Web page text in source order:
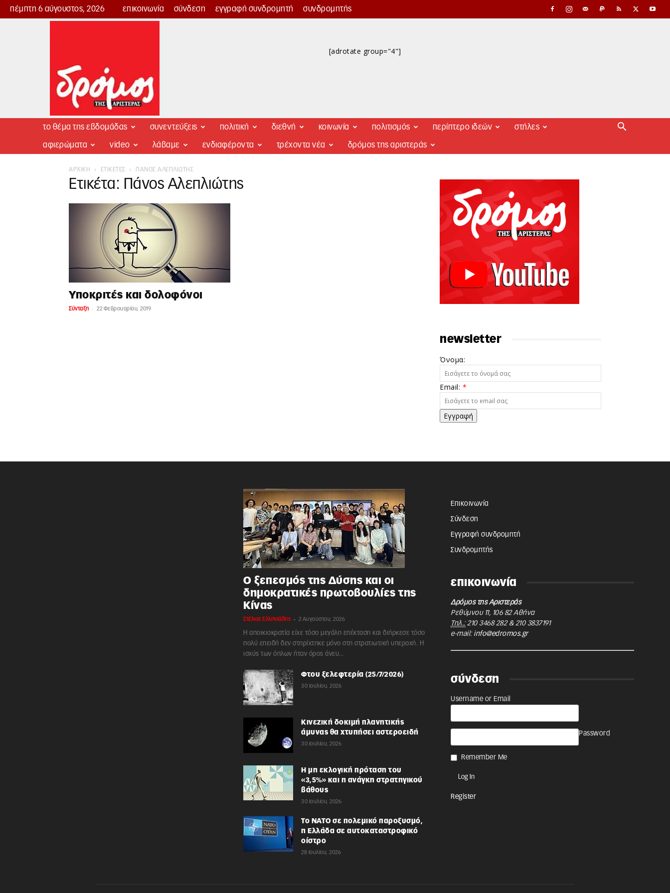
πέμπτη 6 αύγουστος, 2026 επικοινωνία σύνδεση εγγραφή συνδρομητή συνδρομητής
Δρόμος
[adrotate group="4"]
το θέμα της εβδομάδας συνεντεύξεις πολιτική διεθνή κοινωνία πολιτισμός περίπτερο ιδεών στήλες
αφιερώματα video λάβαμε ενδιαφέροντα τρέχοντα νέα δρόμος της αριστεράς
ΑΡΧΙΚΉ ΕΤΙΚΈΤΕΣ ΠΆΝΟΣ ΑΛΕΠΛΙΏΤΗΣ
Ετικέτα: Πάνος Αλεπλιώτης
Υποκριτές και δολοφόνοι
Σύνταξη - 22 Φεβρουαρίου, 2019
newsletter
Όνομα:
Email: *
Εγγραφή
Ο ξεπεσμός της Δύσης και οι
δημοκρατικές πρωτοβουλίες της
Κίνας
Στέλιος Ελληνιάδης - 2 Αυγούστου, 2026
Η αποικιοκρατία είχε τόσο μεγάλη επέκταση και διήρκεσε τόσο
πολύ επειδή δεν στηρίχτηκε μόνο στη στρατιωτική υπεροχή. Η
ισχύς των όπλων ήταν όρος άνευ...
Φτου ξελεφτερία (25/7/2026)
30 Ιουλίου, 2026
Κινεζική δοκιμή πλανητικής
άμυνας θα χτυπήσει αστεροειδή
30 Ιουλίου, 2026
Η μη εκλογική πρόταση του
«3,5%» και η ανάγκη στρατηγικού
βάθους
30 Ιουλίου, 2026
Το ΝΑΤΟ σε πολεμικό παροξυσμό,
η Ελλάδα σε αυτοκαταστροφικό
οίστρο
28 Ιουλίου, 2026
Επικοινωνία
Σύνδεση
Εγγραφή συνδρομητή
Συνδρομητής
επικοινωνία
Δρόμος της Αριστεράς
Ρεθύμνου 11, 106 82 Αθήνα
Τηλ.: 210 3468 282& 210 3837191
e-mail: info@edromos.gr
σύνδεση
Username or Email
Password
Remember Me
Register